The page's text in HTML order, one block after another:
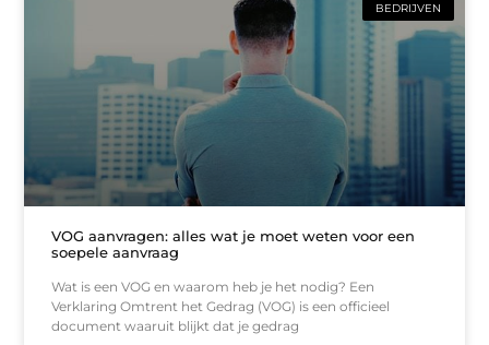
BEDRIJVEN
VOG aanvragen: alles wat je moet weten voor een
soepele aanvraag
Wat is een VOG en waarom heb je het nodig? Een
Verklaring Omtrent het Gedrag (VOG) is een officieel
document waaruit blijkt dat je gedrag